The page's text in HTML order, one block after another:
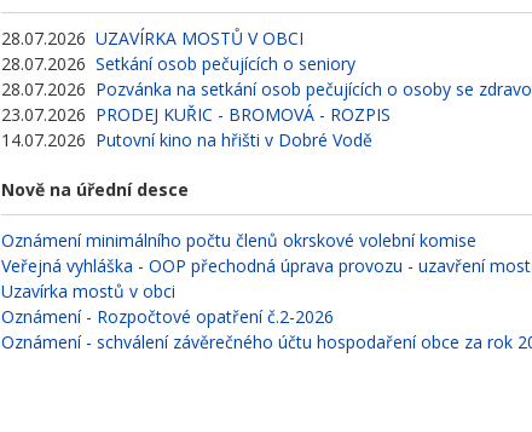
28.07.2026 UZAVÍRKA MOSTŮ V OBCI
28.07.2026 Setkání osob pečujících o seniory
28.07.2026 Pozvánka na setkání osob pečujících o osoby se
23.07.2026 PRODEJ KUŘIC - BROMOVÁ - ROZPIS
14.07.2026 Putovní kino na hřišti v Dobré Vodě
Nově na úřední desce
Oznámení minimálního počtu členů okrskové volební komise
Veřejná vyhláška - OOP přechodná úprava provozu - uzavření
Uzavírka mostů v obci
Oznámení - Rozpočtové opatření č.2-2026
Oznámení - schválení závěrečného účtu hospodaření obce za rok